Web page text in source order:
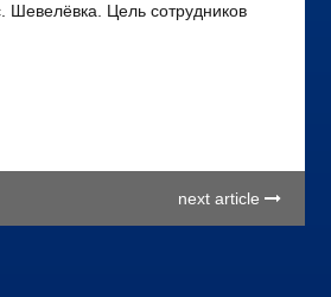
Шевелёвка. Цель сотрудников
next article